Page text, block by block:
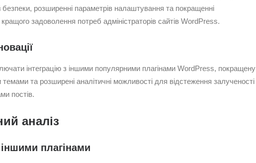
безпеки, розширенні параметрів налаштування та покращенні
задоволення потреб адміністраторів сайтів WordPress.
інтеграцію з іншими популярними плагінами WordPress, покращену
темами та розширені аналітичні можливості для відстеження залученості
постів.
аналіз
плагінами